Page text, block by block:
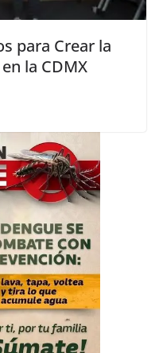
para Crear la
la CDMX